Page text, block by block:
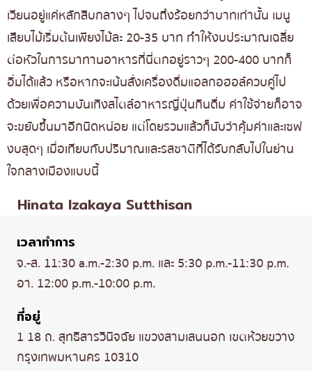
เวียนอยู่แค่หลักสิบกลางๆ ไปจนถึงร้อยกว่าบาทเท่านั้น เมนู
เสียบไม้เริ่มต้นเพียงไม้ละ 20-35 บาท ทำให้งบประมาณเฉลี่ย
ต่อหัวในการมาทานอาหารที่นี่ตกอยู่ราวๆ 200-400 บาทก็
อิ่มได้แล้ว หรือหากจะเน้นสั่งเครื่องดื่มแอลกอฮอล์ควบคู่ไป
ด้วยเพื่อความบันเทิงสไตล์อาหารญี่ปุ่นกินดื่ม ค่าใช้จ่ายก็อาจ
จะขยับขึ้นมาอีกนิดหน่อย แต่โดยรวมแล้วก็นับว่าคุ้มค่าและเซฟ
งบสุดๆ เมื่อเทียบกับปริมาณและรสชาติที่ได้รับกลับไปในย่าน
ใจกลางเมืองแบบนี้
Hinata Izakaya Sutthisan
เวลาทำการ
จ.-ส. 11:30 a.m.-2:30 p.m. และ 5:30 p.m.-11:30 p.m.
อา. 12:00 p.m.-10:00 p.m.
ที่อยู่
1 18 ถ. สุทธิสารวินิจฉัย แขวงสามเสนนอก เขตห้วยขวาง
กรุงเทพมหานคร 10310